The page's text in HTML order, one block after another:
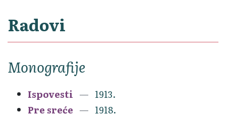
Radovi
Monografije
Ispovesti
1913.
Pre sreće
1918.